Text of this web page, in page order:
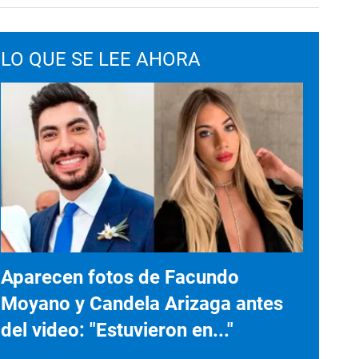
LO QUE SE LEE AHORA
Aparecen fotos de Facundo
Moyano y Candela Arizaga antes
del video: "Estuvieron en..."